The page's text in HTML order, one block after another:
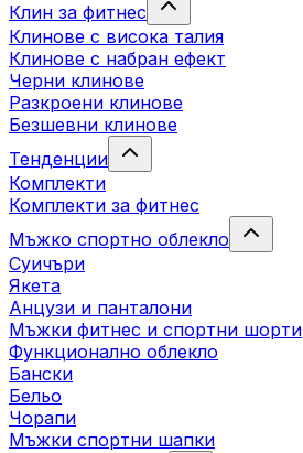
Клин за фитнес
Клинове с висока талия
Клинове с набран ефект
Черни клинове
Разкроени клинове
Безшевни клинове
Тенденции
Комплекти
Комплекти за фитнес
Мъжко спортно облекло
Суичъри
Якета
Aнцузи и панталони
Mъжки фитнес и спортни шорти
Функционално облекло
Бански
Бельо
Чорапи
Mъжки спортни шапки